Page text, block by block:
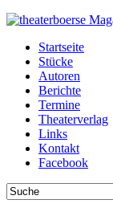
Startseite
Stücke
Autoren
Berichte
Termine
Theaterverlag
Links
Kontakt
Facebook